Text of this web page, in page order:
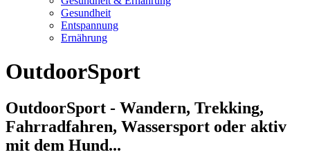
Gesundheit
Entspannung
Ernährung
OutdoorSport
OutdoorSport - Wandern, Trekking,
Fahrradfahren, Wassersport oder aktiv
mit dem Hund...